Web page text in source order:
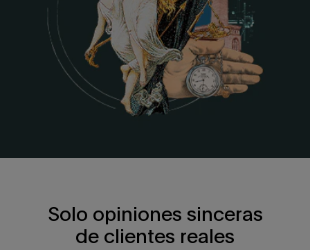
Solo opiniones sinceras
de clientes reales